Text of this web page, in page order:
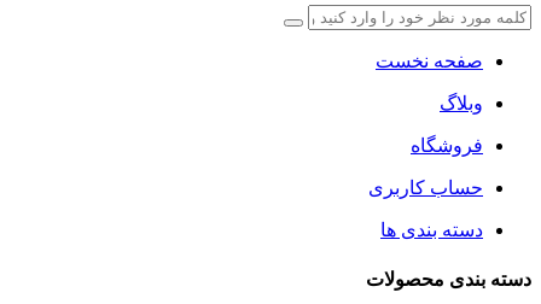
صفحه نخست
وبلاگ
فروشگاه
حساب کاربری
دسته بندی ها
دسته بندی محصولات